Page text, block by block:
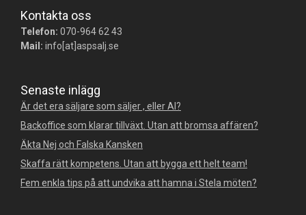
Kontakta oss
Telefon: 070-964 62 43
Mail: info[at]aspsalj.se
Senaste inlägg
Är det era säljare som säljer , eller AI?
Backoffice som klarar tillväxt. Utan att bromsa affären?
Äkta Nej och Falska Kansken
Skaffa rätt kompetens. Utan att bygga ett helt team!
Fem enkla tips på att undvika att hamna i Stela möten?